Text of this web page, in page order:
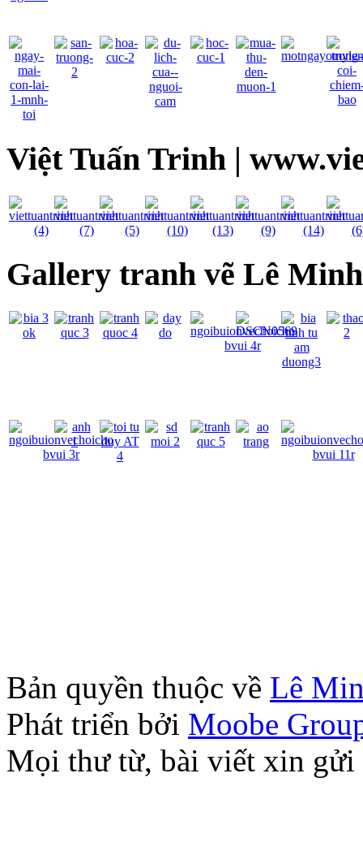
Việt Tuấn Trinh |
Gallery tranh vẽ Lê
Bản quyền thuộc về Lê
Phát triển bởi Moobe
Mọi thư từ, bài viết xin gửi